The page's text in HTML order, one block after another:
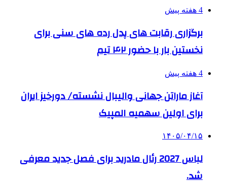
4 هفته پیش
برگزاری رقابت های پدل رده های سنی برای
نخستین بار با حضور ۴۲ تیم
4 هفته پیش
آغاز ماراتن جهانی والیبال نشسته/ دورخیز ایران
برای اولین سهمیه المپیک
۱۴۰۵/۰۴/۱۵
لباس 2027 رئال مادرید برای فصل جدید معرفی
شد.